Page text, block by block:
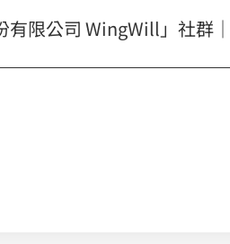
限公司 WingWill」社群｜